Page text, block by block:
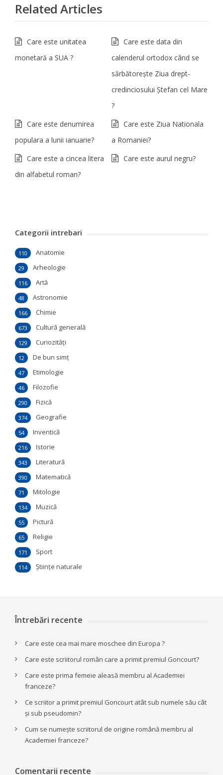
Related Articles
Care este unitatea
monetară a SUA ?
Care este data din
calenderul ortodox când se
sărbătorește Ziua drept-
credinciosului Ștefan cel Mare
?
Care este denumirea
populara a lunii ianuarie?
Care este Ziua Nationala
a Romaniei?
Care este a cincea litera
din alfabetul roman?
Care este aurul negru?
Categorii intrebari
Anatomie
110
Arheologie
29
Artă
116
Astronomie
48
Chimie
166
Cultură generală
673
Curiozităţi
129
De bun simţ
12
Etimologie
47
Filozofie
46
Fizică
290
Geografie
374
Inventică
54
Istorie
216
Literatură
343
Matematică
390
Mitologie
71
Muzică
134
Pictură
55
Religie
65
Sport
171
Ştiinţe naturale
114
Întrebări recente
Care este cea mai mare moschee din Europa ?
Care este scriitorul român care a primit premiul Goncourt?
Care este prima femeie aleasă membru al Academiei
franceze?
Ce scriitor a primit premiul Goncourt atât sub numele său cât
și sub pseudomin?
Cum se numește scriitorul de origine română membru al
Academiei franceze?
Comentarii recente